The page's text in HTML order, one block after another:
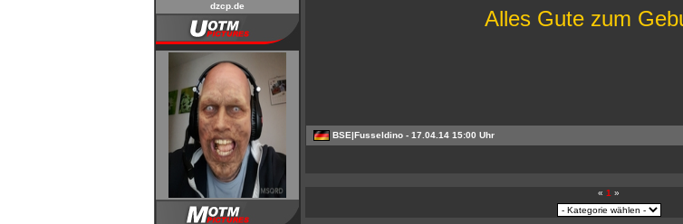
dzcp.de
Alles Gute zum
BSE|Fusseldino- 17.04.14 15:00 Uhr
« 1 »